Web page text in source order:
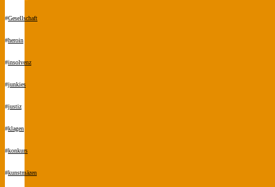
#Gesellschaft
#heroin
#insolvenz
#junkies
#justiz
#klagen
#konkurs
#kunstmäzen